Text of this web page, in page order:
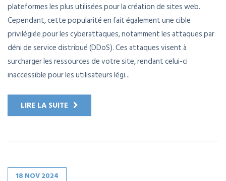
plateformes les plus utilisées pour la création de sites web.
Cependant, cette popularité en fait également une cible
privilégiée pour les cyberattaques, notamment les attaques par
déni de service distribué (DDoS). Ces attaques visent à
surcharger les ressources de votre site, rendant celui-ci
inaccessible pour les utilisateurs légi...
LIRE LA SUITE
18 NOV2024